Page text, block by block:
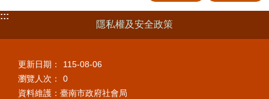
:::
隱私權及安全政策
更新日期：
115-08-06
瀏覽人次：
0
資料維護：臺南市政府社會局